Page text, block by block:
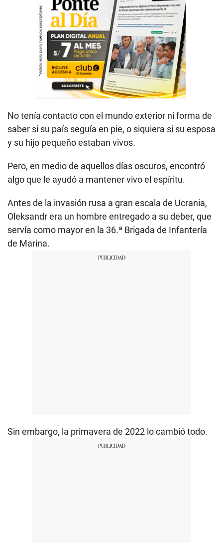
No tenía contacto con el mundo exterior ni forma de
saber si su país seguía en pie, o siquiera si su esposa
y su hijo pequeño estaban vivos.
Pero, en medio de aquellos días oscuros, encontró
algo que le ayudó a mantener vivo el espíritu.
Antes de la invasión rusa a gran escala de Ucrania,
Oleksandr era un hombre entregado a su deber, que
servía como mayor en la 36.ª Brigada de Infantería
de Marina.
Sin embargo, la primavera de 2022 lo cambió todo.